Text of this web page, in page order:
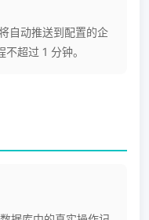
自动推送到配置的企
超过 1 分钟。